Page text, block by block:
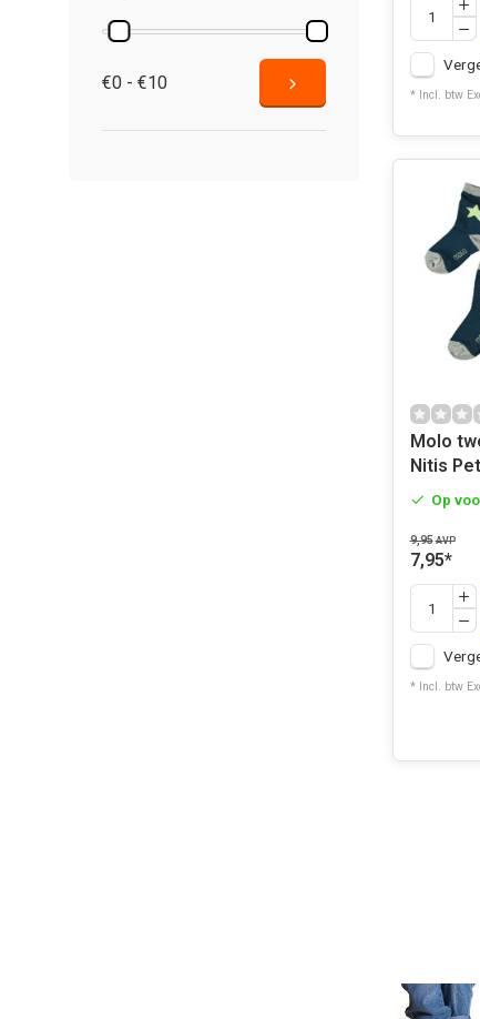
€0 - €10
* Incl. btw
Molo twee paar sokken
Nitis
Op
9,95 AVP
7,95*
* Incl. btw